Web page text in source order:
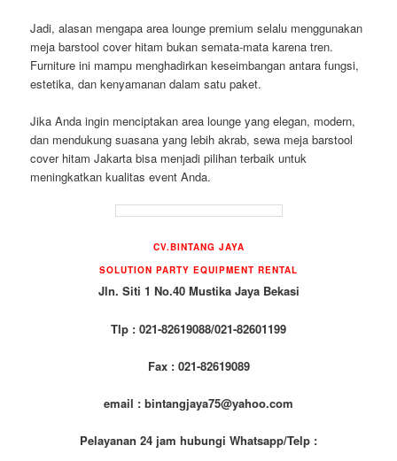
Jadi, alasan mengapa area lounge premium selalu menggunakan
meja barstool cover hitam bukan semata-mata karena tren.
Furniture ini mampu menghadirkan keseimbangan antara fungsi,
estetika, dan kenyamanan dalam satu paket.
Jika Anda ingin menciptakan area lounge yang elegan, modern,
dan mendukung suasana yang lebih akrab, sewa meja barstool
cover hitam Jakarta bisa menjadi pilihan terbaik untuk
meningkatkan kualitas event Anda.
CV.BINTANG JAYA
SOLUTION PARTY EQUIPMENT RENTAL
Jln. Siti 1 No.40 Mustika Jaya Bekasi
Tlp : 021-82619088/021-82601199
Fax : 021-82619089
email : bintangjaya75@yahoo.com
Pelayanan 24 jam hubungi Whatsapp/Telp :